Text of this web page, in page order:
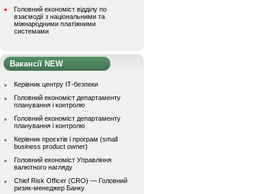
Головний економіст відділу по
взаємодії з національними та
міжнародними платіжними
системами
Вакансії NEW
Керівник центру ІТ-безпеки
Головний економіст департаменту
планування і контролю
Головний економіст департаменту
планування і контролю
Керівник проєктів і програм (small
business product owner)
Головний економіст Управління
валютного нагляду
Chief Risk Officer (CRO) — Головний
ризик-менеджер Банку